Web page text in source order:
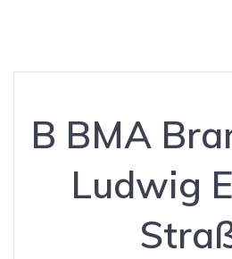
B BMA
Ludwig